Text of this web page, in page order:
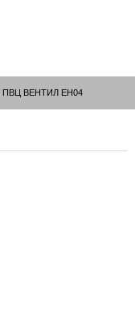
ПВЦ ВЕНТИЛ EH04